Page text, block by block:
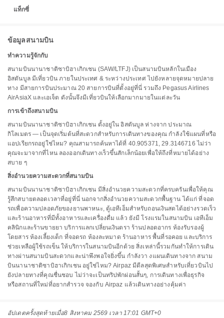
แท็กซี่
ข้อมูลสนามบิน
ทำความรู้จักกับ
สนามบินนานาชาติซาบิฮาเกิกเชน (SAW/LTFJ) เป็นสนามบินหลักในเมือง
อิสตันบูล มีเที่ยวบิน ภายในประเทศ & ระหว่างประเทศ ไปยังหลายจุดหมายปลาย
ทาง มีสายการบินประมาณ 20 สายการบินที่ตั้งอยู่ที่นี่ รวมถึง Pegasus Airlines
AirAsiaX และเอเจ็ต ดังนั้นจึงมีเที่ยวบินให้เลือกมากมายในแต่ละวัน
การเข้าถึงสนามบิน
สนามบินนานาชาติซาบิฮาเกิกเชน ตั้งอยู่ใน อิสตันบูล ห่างจาก ประมาณ
กิโลเมตร — เป็นจุดเริ่มต้นที่สะดวกสำหรับการเดินทางของคุณ กำลังใช้แผนที่หรือ
แอปเรียกรถอยู่ใช่ไหม? คุณสามารถค้นหาได้ที่ 40.905371, 29.3146716 ไม่ว่า
คุณจะมาจากที่ไหน ลองออกเดินทางเร็วขึ้นสักเล็กน้อยเพื่อให้ถึงที่หมายได้อย่าง
สบาย ๆ
สิ่งอำนวยความสะดวกที่สนามบิน
สนามบินนานาชาติซาบิฮาเกิกเชน มีสิ่งอำนวยความสะดวกที่ครบครันเพื่อให้คุณ
รู้สึกสบายตลอดเวลาที่อยู่ที่นี่ นอกจากสิ่งอำนวยความสะดวกพื้นฐาน ได้แก่ ที่จอด
รถเพื่อความปลอดภัยของยานพาหนะ, ตู้เอทีเอ็มสำหรับถอนเงินสดได้อย่างรวดเร็ว
และร้านอาหารที่มีทั้งอาหารและเครื่องดื่ม แล้ว ยังมี โรงแรมในสนามบิน เอทีเอ็ม
คลินิกและร้านขายยา บริการแลกเปลี่ยนเงินตรา ร้านปลอดอากร ห้องรับรองผู้
โดยสาร ห้องเลี้ยงเด็ก ที่จอดรถ ห้องละหมาด ร้านอาหาร พื้นที่รอคอย และบริการ
ช่วยเหลือผู้ใช้รถเข็น ให้บริการในสนามบินอีกด้วย สิ่งเหล่านี้รวมกันทำให้การเดิน
ทางผ่านสนามบินสะดวกและน่าพึงพอใจยิ่งขึ้น กำลังวา งแผนเดินทางจาก สนาม
บินนานาชาติซาบิฮาเกิกเชน อยู่ใช่ไหม? Airpaz มีดีลสุดพิเศษสำหรับเที่ยวบินไป
ยังปลายทางที่คุณชื่นชอบ ไม่ว่าจะเป็นทริปพักผ่อนสั้นๆ, การเดินทางเพื่อธุรกิจ
หรือสถานที่ใหม่ที่อยากสำรวจ จองกับ Airpaz แล้วเดินทางอย่างคุ้มค่า
อัปเดตครั้งสุดท้ายเมื่อ8 สิงหาคม 2569 เวลา 17:01 GMT+0